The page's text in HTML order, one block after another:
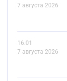
7 августа 2026
16.01
7 августа 2026